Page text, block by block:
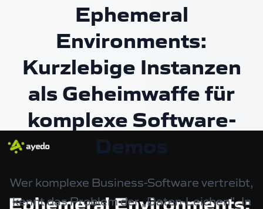
Ephemeral
Environments:
Kurzlebige Instanzen
als Geheimwaffe für
komplexe Software-
Demos
Wer komplexe Business-Software vertreibt,
kennt das Problem der „Daten-Leichen". In